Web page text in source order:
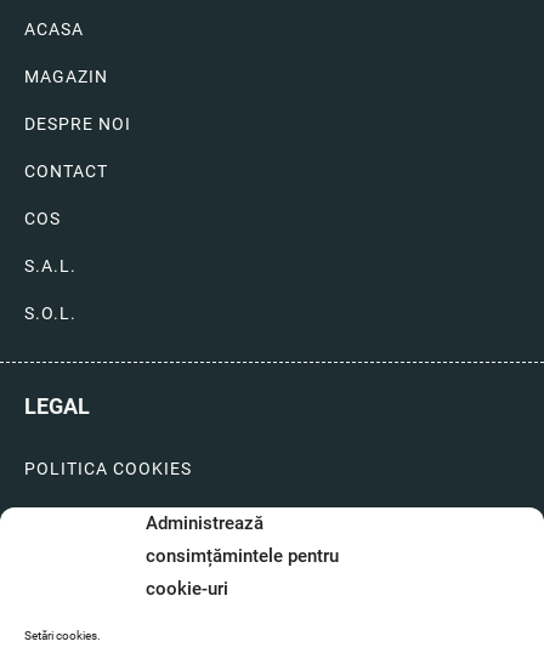
Administrează
consimțămintele pentru
cookie-uri
Setări cookies.
ACASA
MAGAZIN
DESPRE NOI
CONTACT
COS
S.A.L.
S.O.L.
LEGAL
POLITICA COOKIES
LIVRARI SI PLATI
GARANTIE SI SERVICE